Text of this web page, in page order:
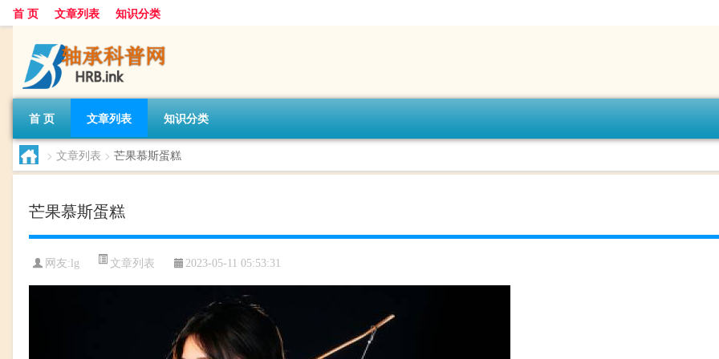
首 页 文章列表 知识分类
首 页 文章列表 知识分类
> 文章列表 > 芒果慕斯蛋糕
芒果慕斯蛋糕
网友: lg 文章列表 2023-05-11 05:53:31